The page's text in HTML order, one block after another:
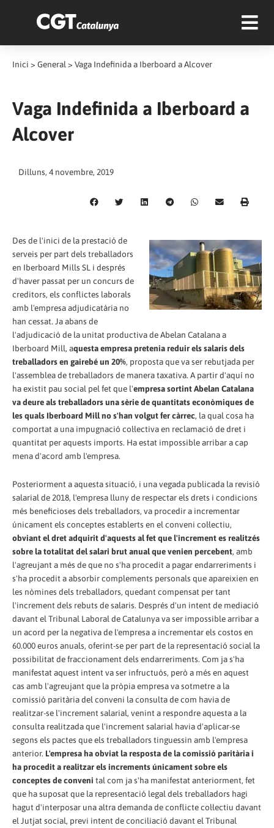
Inici > General > Vaga Indefinida a Iberboard a Alcover
Vaga Indefinida a Iberboard a
Alcover
Dilluns, 4 novembre, 2019
Des de l'inici de la prestació de
serveis per part dels treballadors
en Iberboard Mills SL i després
d'haver passat per un concurs de
creditors, els conflictes laborals
amb l'empresa adjudicatària no
han cessat. Ja abans de
l'adjudicació de la unitat productiva de Abelan Catalana a
Iberboard Mill, aquesta empresa pretenia reduir els salaris dels
treballadors en gairebé un 20%, proposta que va ser rebutjada per
l'assemblea de treballadors de manera taxativa. A partir d'aquí no
ha existit pau social pel fet que l'empresa sortint Abelan Catalana
va deure als treballadors una sèrie de quantitats econòmiques de
les quals Iberboard Mill no s'han volgut fer càrrec, la qual cosa ha
comportat a una impugnació col·lectiva en reclamació de dret i
quantitat per aquests imports. Ha estat impossible arribar a cap
mena d'acord amb l'empresa.
Posteriorment a aquesta situació, i una vegada publicada la revisió
salarial de 2018, l'empresa lluny de respectar els drets i condicions
més beneficioses dels treballadors, va procedir a incrementar
únicament els conceptes establerts en el conveni col·lectiu,
obviant el dret adquirit d'aquests al fet que l'increment es realitzés
sobre la totalitat del salari brut anual que venien percebent, amb
l'agreujant a més de que no s'ha procedit a pagar endarreriments i
s'ha procedit a absorbir complements personals que apareixien en
les nòmines dels treballadors, quedant compensat per tant
l'increment dels rebuts de salaris. Després d'un intent de mediació
davant el Tribunal Laboral de Catalunya va ser impossible arribar a
un acord per la negativa de l'empresa a incrementar els costos en
60.000 euros anuals, oferint-se per part de la representació social la
possibilitat de fraccionament dels endarreriments. Com ja s'ha
manifestat aquest intent va ser infructuós, però a més en aquest
cas amb l'agreujant que la pròpia empresa va sotmetre a la
comissió paritària del conveni la consulta de com havia de
realitzar-se l'increment salarial, venint a respondre aquesta a la
consulta realitzada que l'increment salarial havia d'aplicar-se
segons els pactes que els treballadors tinguessin amb l'empresa
anterior. L'empresa ha obviat la resposta de la comissió paritària i
ha procedit a realitzar els increments únicament sobre els
conceptes de conveni tal com ja s'ha manifestat anteriorment, fet
que ha suposat que la representació legal dels treballadors hagi
hagut d'interposar una altra demanda de conflicte col·lectiu davant
el Jutjat social, previ intent de conciliació davant el Tribunal